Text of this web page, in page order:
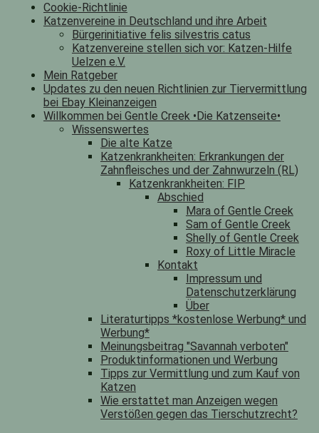
Cookie-Richtlinie
Katzenvereine in Deutschland und ihre Arbeit
Bürgerinitiative felis silvestris catus
Katzenvereine stellen sich vor: Katzen-Hilfe
Uelzen e.V.
Mein Ratgeber
Updates zu den neuen Richtlinien zur Tiervermittlung
bei Ebay Kleinanzeigen
Willkommen bei Gentle Creek •Die Katzenseite•
Wissenswertes
Die alte Katze
Katzenkrankheiten: Erkrankungen der
Zahnfleisches und der Zahnwurzeln (RL)
Katzenkrankheiten: FIP
Abschied
Mara of Gentle Creek
Sam of Gentle Creek
Shelly of Gentle Creek
Roxy of Little Miracle
Kontakt
Impressum und
Datenschutzerklärung
Über
Literaturtipps *kostenlose Werbung* und
Werbung*
Meinungsbeitrag "Savannah verboten"
Produktinformationen und Werbung
Tipps zur Vermittlung und zum Kauf von
Katzen
Wie erstattet man Anzeigen wegen
Verstößen gegen das Tierschutzrecht?